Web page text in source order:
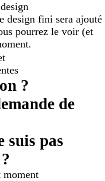
design fini sera ajouté
pourrez le voir (et
?
de
suis pas
moment